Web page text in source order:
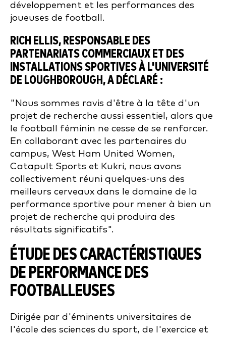
développement et les performances des
joueuses de football.
RICH ELLIS, RESPONSABLE DES
PARTENARIATS COMMERCIAUX ET DES
INSTALLATIONS SPORTIVES À L'UNIVERSITÉ
DE LOUGHBOROUGH, A DÉCLARÉ :
"Nous sommes ravis d'être à la tête d'un
projet de recherche aussi essentiel, alors que
le football féminin ne cesse de se renforcer.
En collaborant avec les partenaires du
campus, West Ham United Women,
Catapult Sports et Kukri, nous avons
collectivement réuni quelques-uns des
meilleurs cerveaux dans le domaine de la
performance sportive pour mener à bien un
projet de recherche qui produira des
résultats significatifs".
ÉTUDE DES CARACTÉRISTIQUES
DE PERFORMANCE DES
FOOTBALLEUSES
Dirigée par d'éminents universitaires de
l'école des sciences du sport, de l'exercice et